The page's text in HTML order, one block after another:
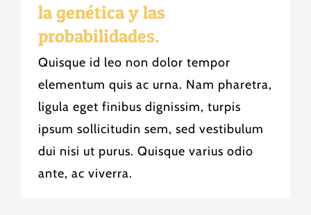
la genética y las
probabilidades.
Quisque id leo non dolor tempor
elementum quis ac urna. Nam pharetra,
ligula eget finibus dignissim, turpis
ipsum sollicitudin sem, sed vestibulum
dui nisi ut purus. Quisque varius odio
ante, ac viverra.